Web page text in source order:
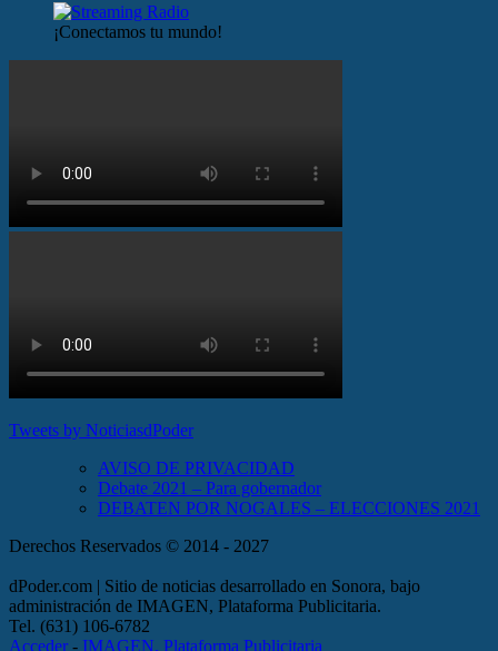
¡Conectamos tu mundo!
Tweets by NoticiasdPoder
AVISO DE PRIVACIDAD
Debate 2021 – Para gobernador
DEBATEN POR NOGALES – ELECCIONES 2021
Derechos Reservados © 2014 - 2027
dPoder.com | Sitio de noticias desarrollado en Sonora, bajo
administración de IMAGEN, Plataforma Publicitaria.
Tel. (631) 106-6782
Acceder - IMAGEN, Plataforma Publicitaria